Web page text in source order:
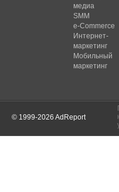
медиа
SMM
e-Commerce
Интернет-
маркетинг
Мобильный
маркетинг
© 1999-2026 AdReport